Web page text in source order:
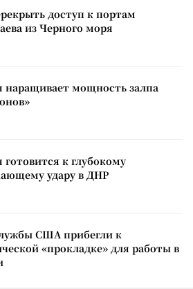
доступ к портам
из Черного моря
наращивает мощность залпа
готовится к глубокому
удару в ДНР
США прибегли к
«прокладке» для работы в